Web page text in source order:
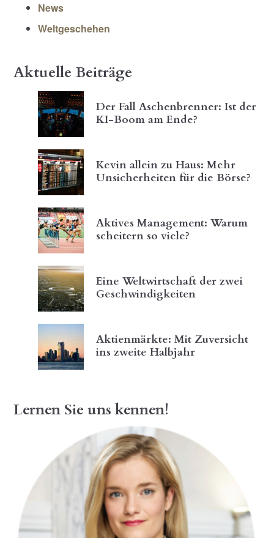
News
Weltgeschehen
Aktuelle Beiträge
Der Fall Aschenbrenner: Ist der
KI-Boom am Ende?
Kevin allein zu Haus: Mehr
Unsicherheiten für die Börse?
Aktives Management: Warum
scheitern so viele?
Eine Weltwirtschaft der zwei
Geschwindigkeiten
Aktienmärkte: Mit Zuversicht
ins zweite Halbjahr
Lernen Sie uns kennen!